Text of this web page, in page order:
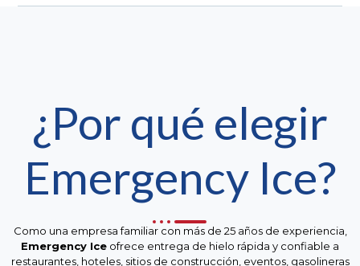
¿Por qué elegir
Emergency Ice?
Como una empresa familiar con más de 25 años de experiencia,
Emergency Ice ofrece entrega de hielo rápida y confiable a
restaurantes, hoteles, sitios de construcción, eventos, gasolineras